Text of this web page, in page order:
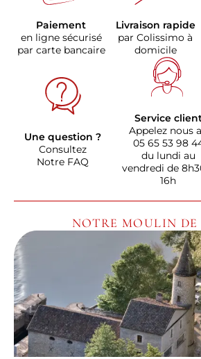
Paiement
en ligne sécurisé
par carte bancaire
Livraison rapide
par Colissimo à
domicile
Une question ?
Consultez
Notre FAQ
Service
Appelez nous
05 65 53 98
du lundi au
vendredi de
16h
NOTRE MOULIN DE